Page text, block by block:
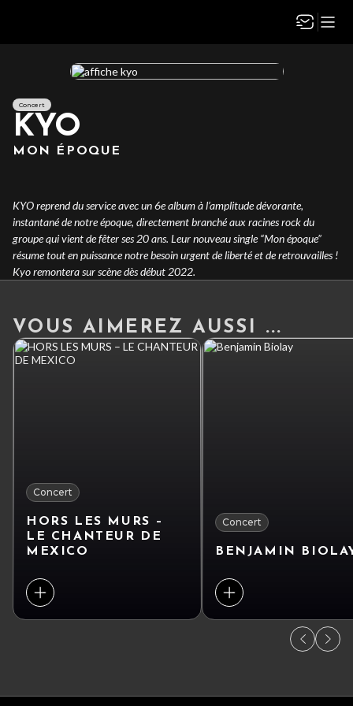
Concert
KYO
MON ÉPOQUE
KYO reprend du service avec un 6e album à l’amplitude dévorante,
instantané de notre époque, directement branché aux racines rock du
groupe qui vient de fêter ses 20 ans. Leur nouveau single “Mon époque”
résume tout en puissance notre besoin urgent de liberté et de retrouvailles !
Kyo remontera sur scène dès début 2022.
VOUS AIMEREZ AUSSI ...
Concert
HORS LES MURS –
LE CHANTEUR DE
MEXICO
Concert
BENJAMIN